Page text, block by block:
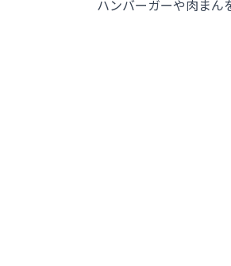
ハンバーガーや肉まん